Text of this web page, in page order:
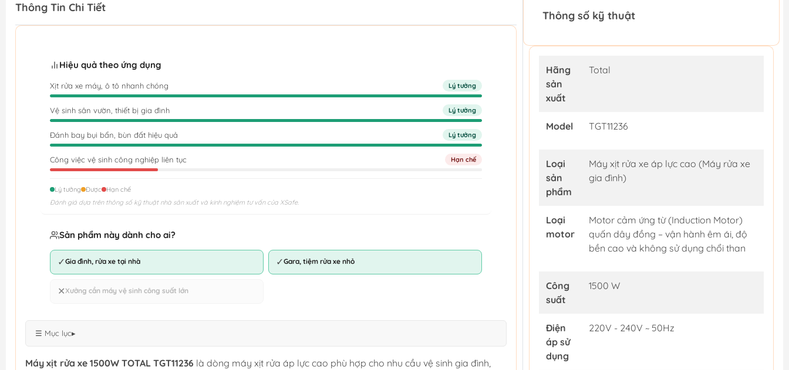
Thông Tin Chi Tiết
Hiệu quả theo ứng dụng
Xịt rửa xe máy, ô tô nhanh chóng Lý tưởng
Vệ sinh sân vườn, thiết bị gia đình Lý tưởng
Đánh bay bụi bẩn, bùn đất hiệu quả Lý tưởng
Công việc vệ sinh công nghiệp liên tục Hạn chế
Lý tưởng Được
Hạn chế
Đánh giá dựa trên thông số kỹ thuật nhà sản xuất và kinh nghiệm tư vấn của XSafe.
Sản phẩm này dành cho ai?
✓Gia đình, rửa xe tại nhà ✓Gara, tiệm rửa xe nhỏ
✕ Xưởng cần máy vệ sinh công suất lớn
☰ Mục lục▸
Máy xịt rửa xe 1500W TOTAL TGT11236 là dòng máy xịt rửa áp lực cao phù hợp cho nhu cầu vệ sinh gia đình,
Thông số kỹ thuật
Hãng
sản
xuất
Total
Model TGT11236
Loại
sản
phẩm
Máy xịt rửa xe áp lực cao (Máy rửa xe
gia đình)
Loại
motor
Motor cảm ứng từ (Induction Motor)
quấn dây đồng – vận hành êm ái, độ
bền cao và không sử dụng chổi than
Công
suất
1500 W
Điện
áp sử
dụng
220V - 240V ~ 50Hz